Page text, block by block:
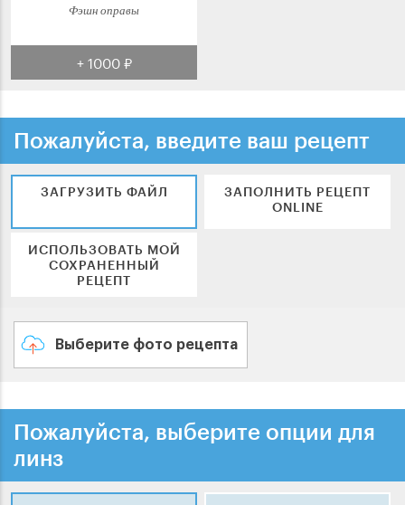
Фэшн оправы
+ 1000 ₽
Пожалуйста, введите ваш рецепт
ЗАГРУЗИТЬ ФАЙЛ
ЗАПОЛНИТЬ РЕЦЕПТ
ONLINE
ИСПОЛЬЗОВАТЬ МОЙ
СОХРАНЕННЫЙ
РЕЦЕПТ
Выберите фото рецепта
Пожалуйста, выберите опции для
линз